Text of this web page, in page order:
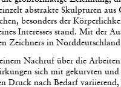
abstrakte Skulpturen
besonders der
Interesses stand. Mit der
Zeichners in Norddeutschland
Nachruf über die
sich mit gekurvten
Druck nach Bedarf